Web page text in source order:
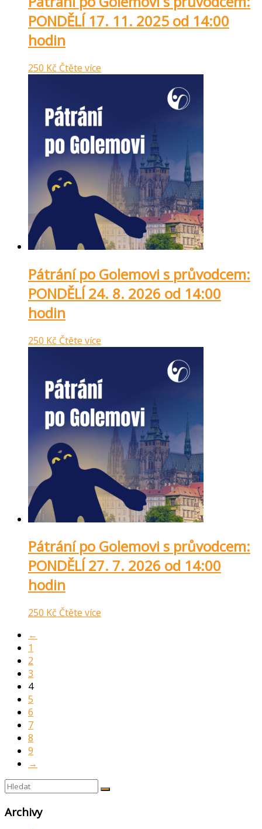
PONDĚLÍ 17. 11. 2025 od 14:00
hodin
250 Kč Čtěte více
Pátrání po Golemovi s průvodcem:
PONDĚLÍ 24. 8. 2026 od 14:00
hodin
250 Kč Čtěte více
Pátrání po Golemovi s průvodcem:
PONDĚLÍ 27. 7. 2026 od 14:00
hodin
250 Kč Čtěte více
←
1
2
3
4
5
6
7
8
9
→
Archivy